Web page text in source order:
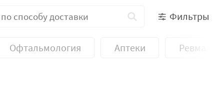
Фильтры
Офтальмология Аптеки